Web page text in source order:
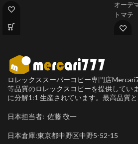
オーデ
トマテ
ロレックススーパーコピー専門店
等品質のロレックスコピーを提供してい
に分解1:1 生産されています。最高品質と
日本担当者: 佐藤 敬一
日本倉庫:東京都中野区中野5-52-15